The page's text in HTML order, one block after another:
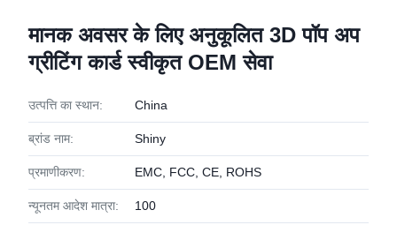
मानक अवसर के लिए अनुकूलित 3D पॉप अप
ग्रीटिंग कार्ड स्वीकृत OEM सेवा
उत्पत्ति का स्थान: China
ब्रांड नाम: Shiny
प्रमाणीकरण: EMC, FCC, CE, ROHS
न्यूनतम आदेश मात्रा: 100